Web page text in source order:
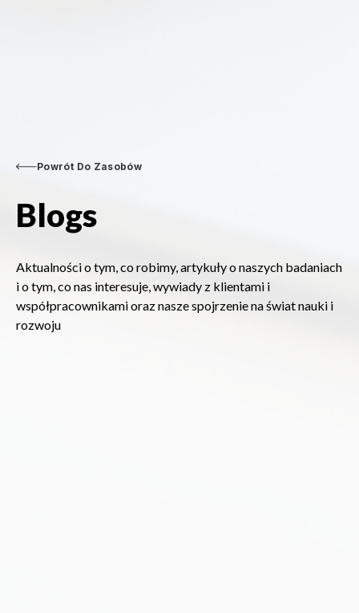
Powrót Do Zasobów
Blogs
Aktualności o tym, co robimy, artykuły o naszych badaniach
i o tym, co nas interesuje, wywiady z klientami i
współpracownikami oraz nasze spojrzenie na świat nauki i
rozwoju